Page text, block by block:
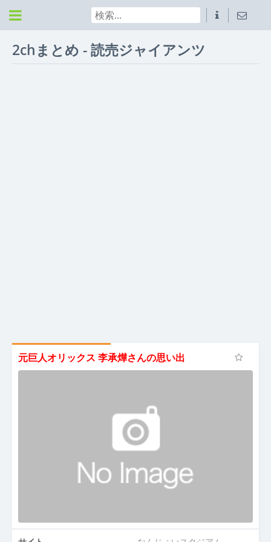
2chまとめ - 読売ジャイアンツ
元巨人オリックス 李承燁さんの思い出